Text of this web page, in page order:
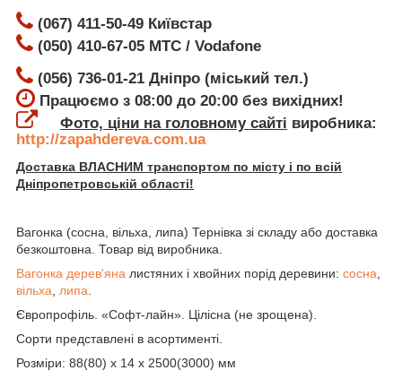
(067) 411-50-49 Київстар
(050) 410-67-05 МТС / Vodafone
(056) 736-01-21 Дніпро (міський тел.)
Працюємо з 08:00 до 20:00 без вихідних!
Фото, ціни на головному сайті виробника:
http://zapahdereva.com.ua
Доставка ВЛАСНИМ транспортом по місту і по всій
Дніпропетровській області!
Вагонка (сосна, вільха, липа) Тернівка зі складу або доставка
безкоштовна. Товар від виробника.
Вагонка дерев'яна листяних і хвойних порід деревини: сосна
вільха
липа
Європрофіль. «Софт-лайн». Цілісна (не зрощена).
Сорти представлені в асортименті.
Розміри: 88(80) х 14 х 2500(3000) мм